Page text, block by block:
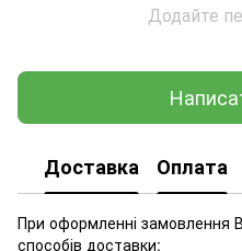
Додайте
Доставка Оплата
При оформленні замовлення
способів доставки: